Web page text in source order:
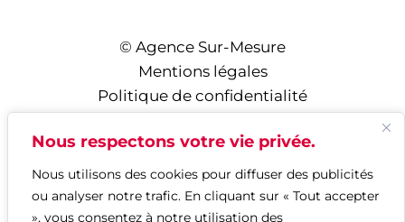
Nous respectons votre vie privée.
Nous utilisons des cookies pour diffuser des publicités
ou analyser notre trafic. En cliquant sur « Tout accepter
», vous consentez à notre utilisation des
© Agence Sur-Mesure
Mentions légales
Politique de confidentialité